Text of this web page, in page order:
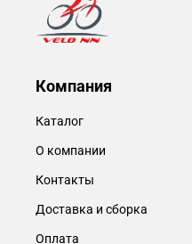
Компания
Каталог
О компании
Контакты
Доставка и сборка
Оплата